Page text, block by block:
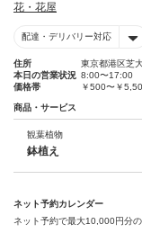
花・花屋
配達・デリバリー対応
住所
東京都港区芝
本日の営業状況 8:00〜17:00
価格帯
￥500〜￥
商品・サービス
観葉植物
鉢植え
ネット予約カレンダー
ネット予約で最大10,000円分